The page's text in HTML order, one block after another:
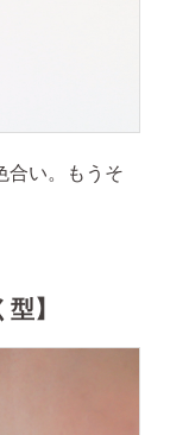
アスケース」
合い。もうそ
】